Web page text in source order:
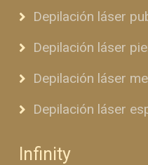
Depilación láser
Depilación láser
Depilación láser
Depilación láser
Infinity